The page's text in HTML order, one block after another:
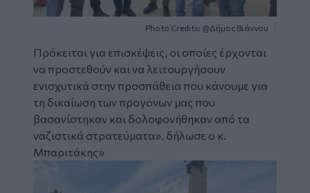
Photo Credits: @Δήμος Βιάννου
Πρόκειται για επισκέψεις, οι οποίες έρχονται
να προστεθούν και να λειτουργήσουν
ενισχυτικά στην προσπάθεια που κάνουμε για
τη δικαίωση των προγόνων μας που
βασανίστηκαν και δολοφονήθηκαν από τα
ναζιστικά στρατεύματα», δήλωσε ο κ.
Μπαριτάκης»